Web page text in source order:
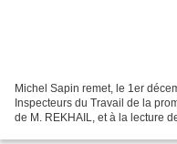
Michel Sapin remet, le 1er
Inspecteurs du Travail de la
de M. REKHAIL, et à la lecture